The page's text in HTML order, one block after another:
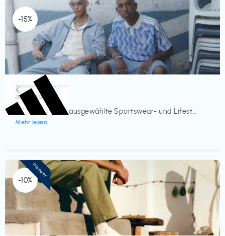
-15%
Accessoires & Fashion
adidas
-15% Rabatt auf ausgewählte Sportswear- und Lifest...
Mehr lesen
€‎
-10%
Pioneer